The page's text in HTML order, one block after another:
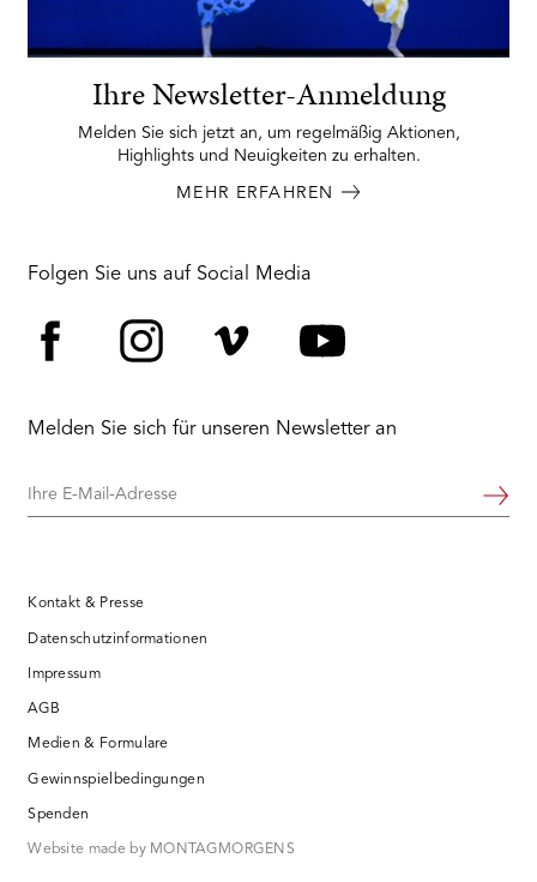
Ihre Newsletter-Anmeldung
Melden Sie sich jetzt an, um regelmäßig Aktionen,
Highlights und Neuigkeiten zu erhalten.
MEHR ERFAHREN
Folgen Sie uns auf Social Media
Melden Sie sich für unseren Newsletter an
Ihre
Weiter
Kontakt & Presse
Datenschutzinformationen
Impressum
AGB
Medien & Formulare
Gewinnspielbedingungen
Spenden
Website made by MONTAGMORGENS